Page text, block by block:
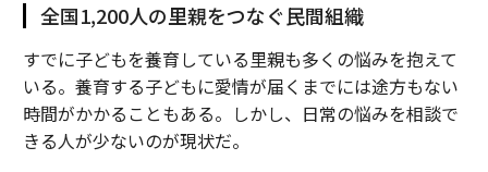
全国1,200人の里親をつなぐ民間組織
すでに子どもを養育している里親も多くの悩みを抱えて
いる。養育する子どもに愛情が届くまでには途方もない
時間がかかることもある。しかし、日常の悩みを相談で
きる人が少ないのが現状だ。